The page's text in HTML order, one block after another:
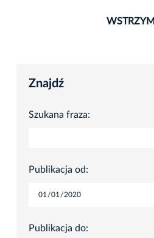
Znajdź
Szukana fraza:
Publikacja od:
Publikacja do: